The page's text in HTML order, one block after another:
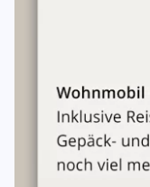
Jahre. Sowohl
einem Jahr in
Kl. B, bzw. eines
Kraftstoff
Das Fahrzeug wird
vollgetankt
berechnet der